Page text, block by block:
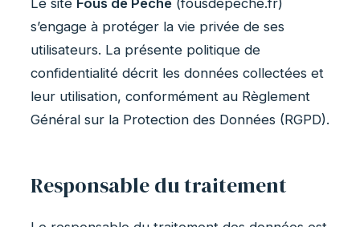
Le site Fous de Pêche (fousdepeche.fr)
s’engage à protéger la vie privée de ses
utilisateurs. La présente politique de
confidentialité décrit les données collectées et
leur utilisation, conformément au Règlement
Général sur la Protection des Données (RGPD).
Responsable du traitement